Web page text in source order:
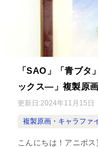
「SAO」「青ブ
ックス―」複製原
更新日:2024年11月15日
複製原画・キャラファ
こんにちは！アニポ